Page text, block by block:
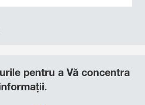
pentru a Vă concentra